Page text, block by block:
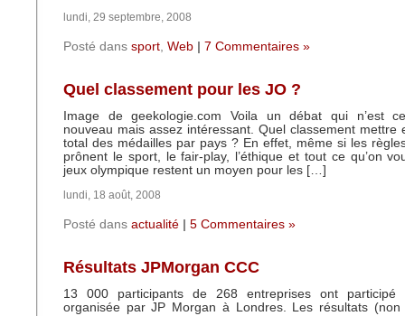
lundi, 29 septembre, 2008
Posté dans sport, Web 7 Commentaires »
Quel classement pour les JO ?
Image de geekologie.com Voila un débat qui n’est
nouveau mais assez intéressant. Quel classement mettre
total des médailles par pays ? En effet, même si les
prônent le sport, le fair-play, l’éthique et tout ce qu’on
jeux olympique restent un moyen pour les […]
lundi, 18 août, 2008
Posté dans actualité 5 Commentaires »
Résultats JPMorgan CCC
13 000 participants de 268 entreprises ont participé
organisée par JP Morgan à Londres. Les résultats